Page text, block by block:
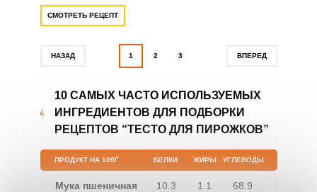
СМОТРЕТЬ РЕЦЕПТ
НАЗАД 1 2 3 ВПЕРЕД
10 САМЫХ ЧАСТО ИСПОЛЬЗУЕМЫХ
ИНГРЕДИЕНТОВ ДЛЯ ПОДБОРКИ
РЕЦЕПТОВ “ТЕСТО ДЛЯ ПИРОЖКОВ”
ПРОДУКТ НА 100Г БЕЛКИ ЖИРЫ УГЛЕВОДЫ
Мука пшеничная 10.3 1.1 68.9